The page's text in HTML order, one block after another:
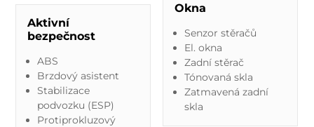
Aktivní
bezpečnost
ABS
Brzdový asistent
Stabilizace
podvozku (ESP)
Protiprokluzový
Okna
Senzor stěračů
El. okna
Zadní stěrač
Tónovaná skla
Zatmavená zadní
skla